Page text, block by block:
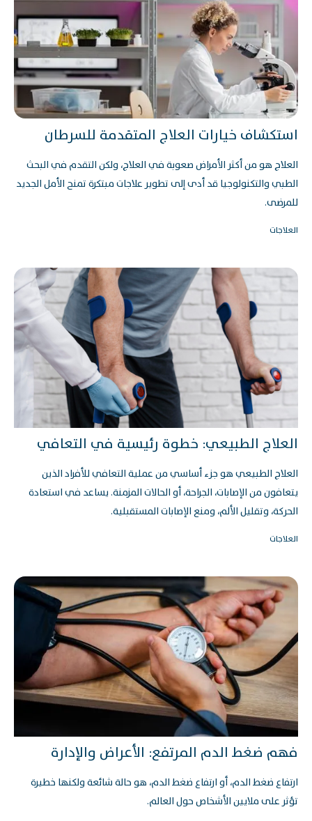
استكشاف خيارات العلاج المتقدمة للسرطان
العلاج هو من أكثر الأمراض صعوبة في العلاج، ولكن التقدم في البحث
الطبي والتكنولوجيا قد أدى إلى تطوير علاجات مبتكرة تمنح الأمل الجديد
للمرضى.
العلاجات
العلاج الطبيعي: خطوة رئيسية في التعافي
العلاج الطبيعي هو جزء أساسي من عملية التعافي للأفراد الذين
يتعافون من الإصابات، الجراحة، أو الحالات المزمنة. يساعد في استعادة
الحركة، وتقليل الألم، ومنع الإصابات المستقبلية.
العلاجات
فهم ضغط الدم المرتفع: الأعراض والإدارة
ارتفاع ضغط الدم، أو ارتفاع ضغط الدم، هو حالة شائعة ولكنها خطيرة
تؤثر على ملايين الأشخاص حول العالم.